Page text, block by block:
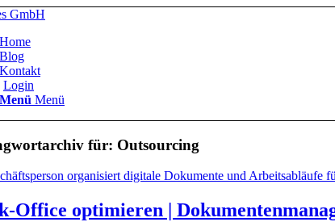
Home
Blog
Kontakt
Login
Menü Menü
für: Outsourcing
Office optimieren |